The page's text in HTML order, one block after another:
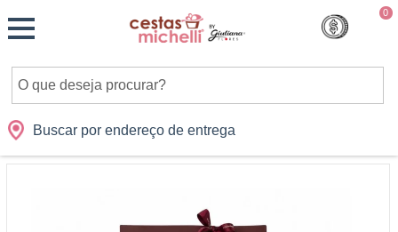
0
Buscar por endereço de entrega
Cidades Presentes Datas Shopping
Monte
sua